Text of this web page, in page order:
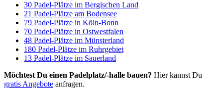
30 Padel-Plätze im Bergischen Land
21 Padel-Plätze am Bodensee
79 Padel-Plätze in Köln-Bonn
70 Padel-Plätze in Ostwestfalen
48 Padel-Plätze im Münsterland
180 Padel-Plätze im Ruhrgebiet
13 Padel-Plätze im Sauerland
Möchtest Du einen Padelplatz/-halle bauen? Hier kannst Du
gratis Angebote anfragen.